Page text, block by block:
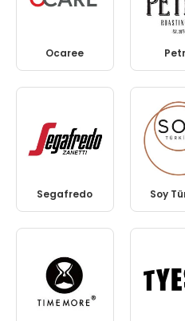
Ocaree
Segafredo Soy